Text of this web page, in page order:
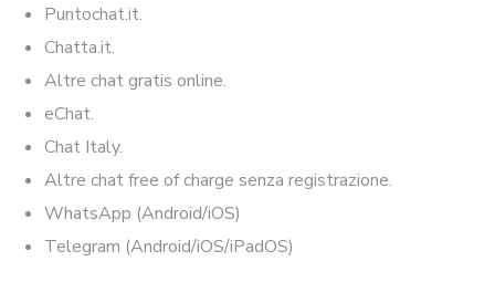
Puntochat.it.
Chatta.it.
Altre chat gratis online.
eChat.
Chat Italy.
Altre chat free of charge senza registrazione.
WhatsApp (Android/iOS)
Telegram (Android/iOS/iPadOS)